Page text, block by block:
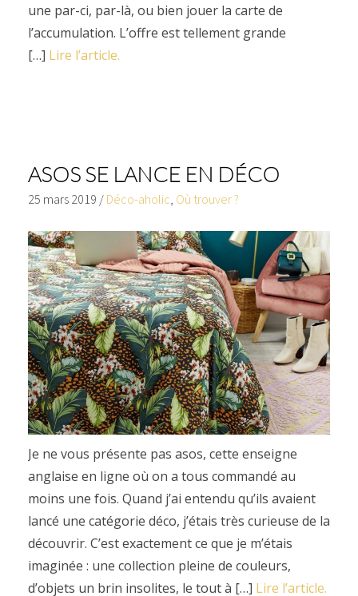
une par-ci, par-là, ou bien jouer la carte de
l’accumulation. L’offre est tellement grande
[…] Lire l’article.
ASOS SE LANCE EN DÉCO
25 mars 2019 / Déco-aholic Où trouver ?
Je ne vous présente pas asos, cette enseigne
anglaise en ligne où on a tous commandé au
moins une fois. Quand j’ai entendu qu’ils avaient
lancé une catégorie déco, j’étais très curieuse de la
découvrir. C’est exactement ce que je m’étais
imaginée : une collection pleine de couleurs,
d’objets un brin insolites, le tout à […] Lire l’article.